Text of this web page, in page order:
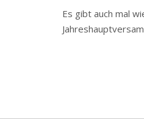
Es gibt auch mal